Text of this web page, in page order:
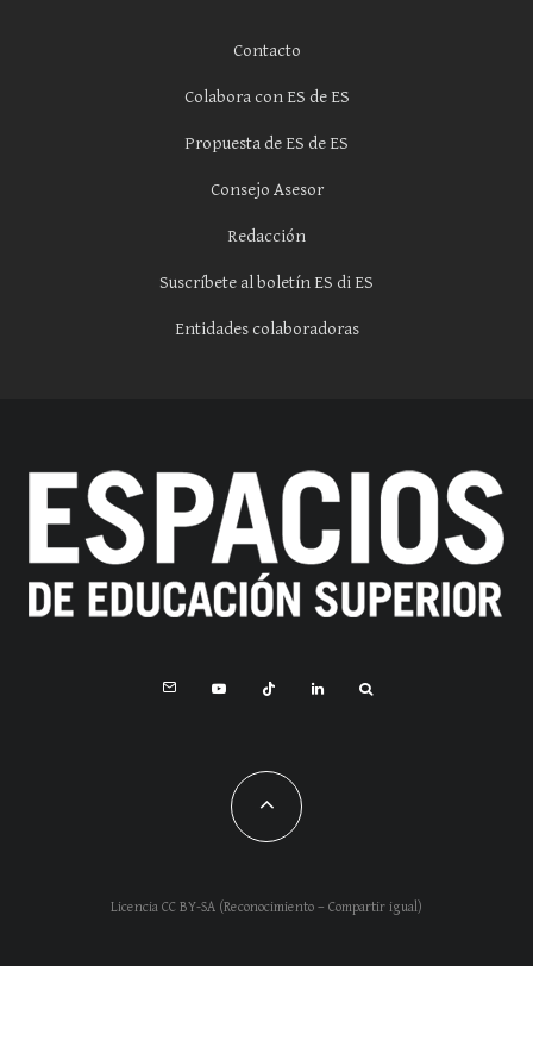
Contacto
Colabora con ES de ES
Propuesta de ES de ES
Consejo Asesor
Redacción
Suscríbete al boletín ES di ES
Entidades colaboradoras
Licencia CC BY-SA (Reconocimiento – Compartir igual)